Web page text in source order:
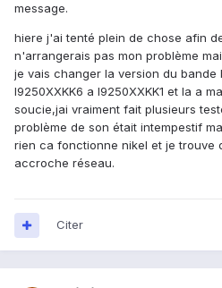
message.
hiere j'ai tenté plein de chose afin
n'arrangerais pas mon problème
je vais changer la version du bande
I9250XXKK6 a I9250XXKK1 et la a
soucie,jai vraiment fait plusieurs
problème de son était intempestif
rien ca fonctionne nikel et je trouve
accroche réseau.
Citer